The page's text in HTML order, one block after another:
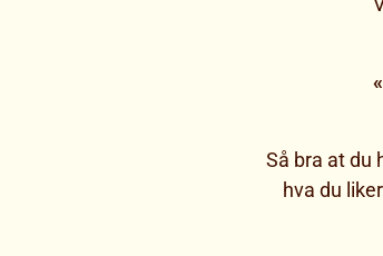
Så bra at du
hva du